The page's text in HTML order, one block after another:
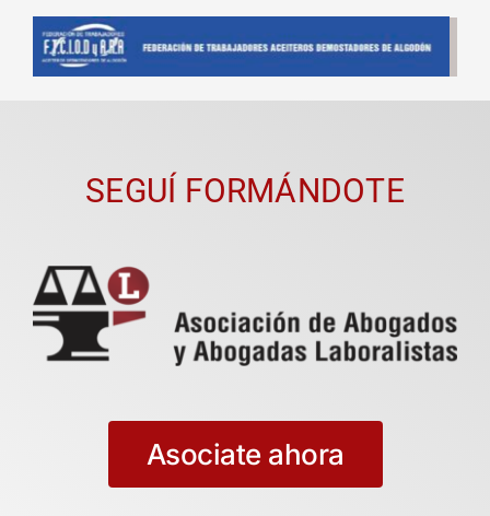
SEGUÍ FORMÁNDOTE
Asociate ahora